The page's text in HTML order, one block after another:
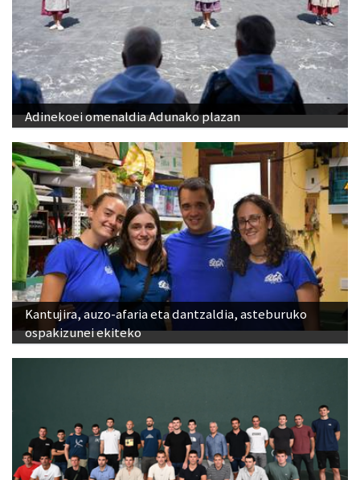
Adinekoei omenaldia Adunako plazan
Kantujira, auzo-afaria eta dantzaldia, asteburuko
ospakizunei ekiteko